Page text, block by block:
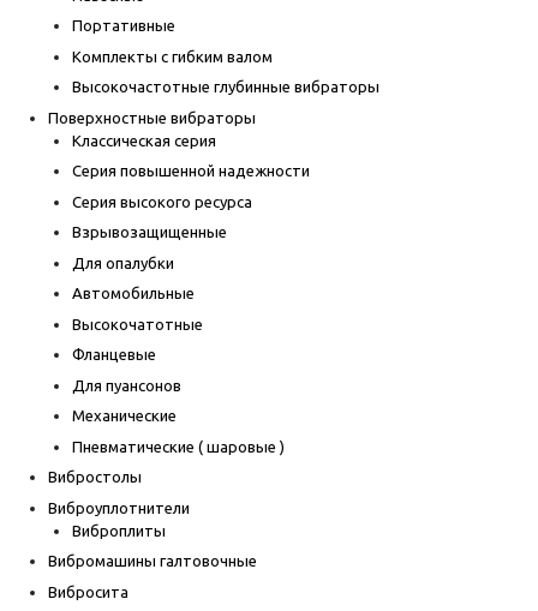
Портативные
Комплекты с гибким валом
Высокочастотные глубинные вибраторы
Поверхностные вибраторы
Классическая серия
Серия повышенной надежности
Серия высокого ресурса
Взрывозащищенные
Для опалубки
Автомобильные
Высокочатотные
Фланцевые
Для пуансонов
Механические
Пневматические ( шаровые )
Вибростолы
Виброуплотнители
Виброплиты
Вибромашины галтовочные
Вибросита